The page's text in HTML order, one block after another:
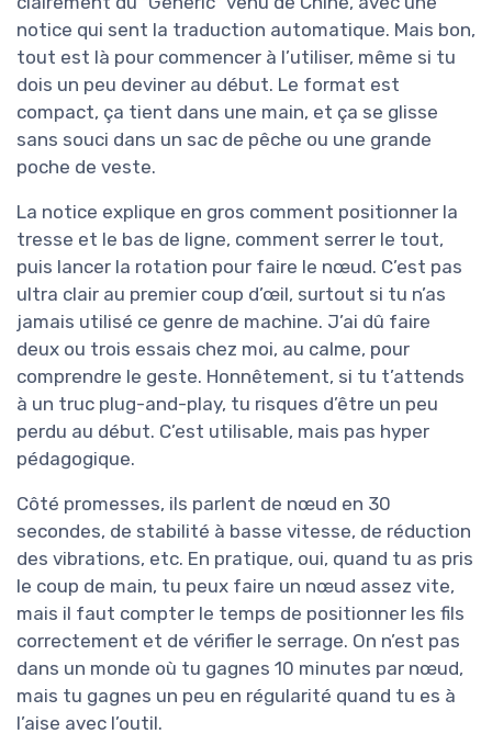
notice qui sent la traduction automatique. Mais bon,
tout est là pour commencer à l’utiliser, même si tu
dois un peu deviner au début. Le format est
compact, ça tient dans une main, et ça se glisse
sans souci dans un sac de pêche ou une grande
poche de veste.
La notice explique en gros comment positionner la
tresse et le bas de ligne, comment serrer le tout,
puis lancer la rotation pour faire le nœud. C’est pas
ultra clair au premier coup d’œil, surtout si tu n’as
jamais utilisé ce genre de machine. J’ai dû faire
deux ou trois essais chez moi, au calme, pour
comprendre le geste. Honnêtement, si tu t’attends
à un truc plug-and-play, tu risques d’être un peu
perdu au début. C’est utilisable, mais pas hyper
pédagogique.
Côté promesses, ils parlent de nœud en 30
secondes, de stabilité à basse vitesse, de réduction
des vibrations, etc. En pratique, oui, quand tu as pris
le coup de main, tu peux faire un nœud assez vite,
mais il faut compter le temps de positionner les fils
correctement et de vérifier le serrage. On n’est pas
dans un monde où tu gagnes 10 minutes par nœud,
mais tu gagnes un peu en régularité quand tu es à
l’aise avec l’outil.